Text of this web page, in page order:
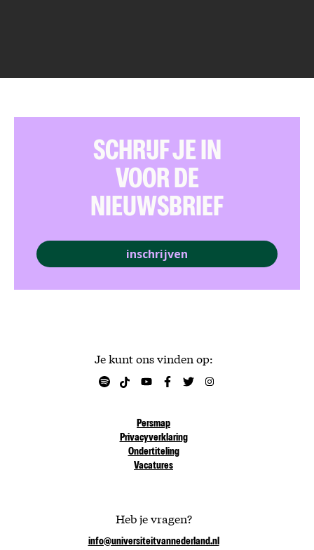
Je kunt ons vinden op:
Persmap
Privacyverklaring
Ondertiteling
Vacatures
Heb je vragen?
info@universiteitvannederland.nl
SCHRIJF JE IN
VOOR DE
NIEUWSBRIEF
inschrijven